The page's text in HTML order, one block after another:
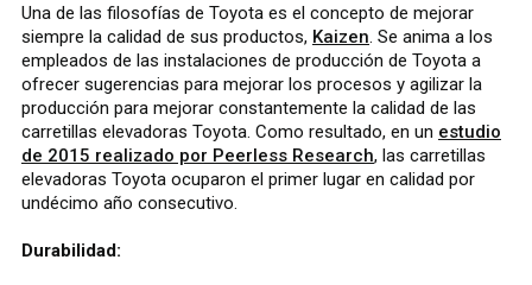
Una de las filosofías de Toyota es el concepto de mejorar
siempre la calidad de sus productos, Kaizen. Se anima a los
empleados de las instalaciones de producción de Toyota a
ofrecer sugerencias para mejorar los procesos y agilizar la
producción para mejorar constantemente la calidad de las
carretillas elevadoras Toyota. Como resultado, en un estudio
de 2015 realizado por Peerless Research, las carretillas
elevadoras Toyota ocuparon el primer lugar en calidad por
undécimo año consecutivo.
Durabilidad: